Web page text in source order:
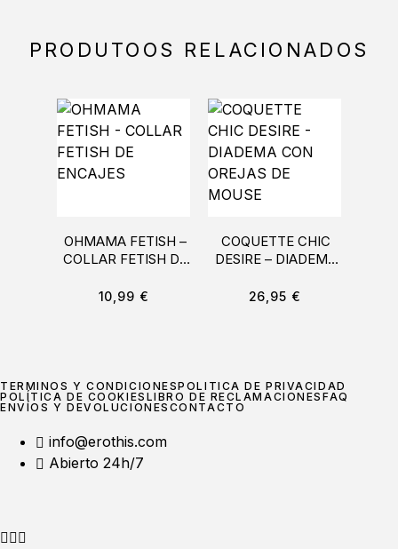
PRODUTOOS RELACIONADOS
OHMAMA FETISH –
COLLAR FETISH DE
10,99 €
COQUETTE CHIC
DESIRE – DIADEMA
MOUSE
26,95 €
TÉRMINOS Y CONDICIONESPOLÍTICA DE PRIVACIDAD
POLÍTICA DE COOKIES LIBRO DE RECLAMACIONES FAQ
ENVÍOS Y DEVOLUCIONES CONTACTO
info@erothis.com
Abierto 24h/7